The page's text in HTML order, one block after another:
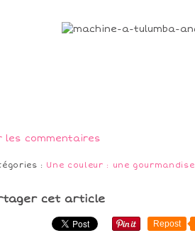
les commentaires
: Une couleur : une gourmandise
cet article
Repost